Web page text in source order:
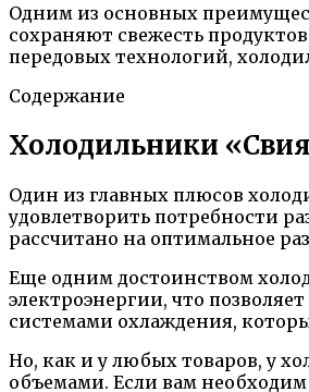
Одним из основных
сохраняют свежесть
передовых технологий,
Содержание
Холодильники
Один из главных плюсов
удовлетворить потребности
рассчитано на оптимальное
Еще одним достоинством
электроэнергии, что
системами охлаждения,
Но, как и у любых товаров, у
объемами. Если вам